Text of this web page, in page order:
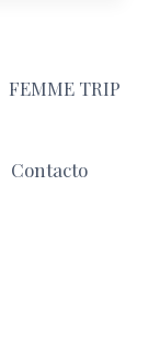
FEMME TRIP
Contacto